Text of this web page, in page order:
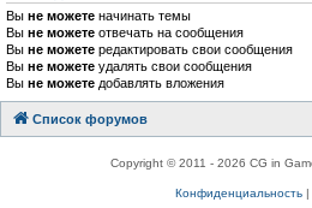
Вы не можете начинать темы
Вы не можете отвечать на сообщения
Вы не можете редактировать свои сообщения
Вы не можете удалять свои сообщения
Вы не можете добавлять вложения
Список форумов
Copyright © 2011 - 2026 CG in
Конфиденциальность|